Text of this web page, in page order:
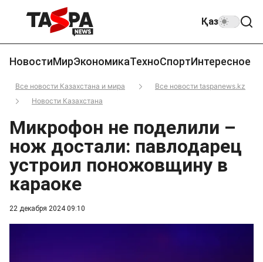
Қаз
НовостиМирЭкономикаТехноСпортИнтересное
Все новости Казахстана и мира
Все новости taspanews.kz
Новости Казахстана
22 декабря 2024 09:10
Микрофон не поделили –
нож достали: павлодарец
устроил поножовщину в
караоке